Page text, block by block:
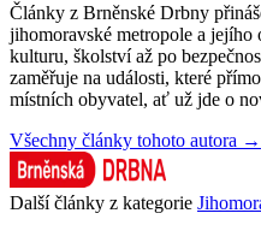
Články z Brněnské Drbny
jihomoravské metropole a
kulturu, školství až po
zaměřuje na události, které
místních obyvatel, ať už jde o
Všechny články tohoto autora →
Další články z kategorie